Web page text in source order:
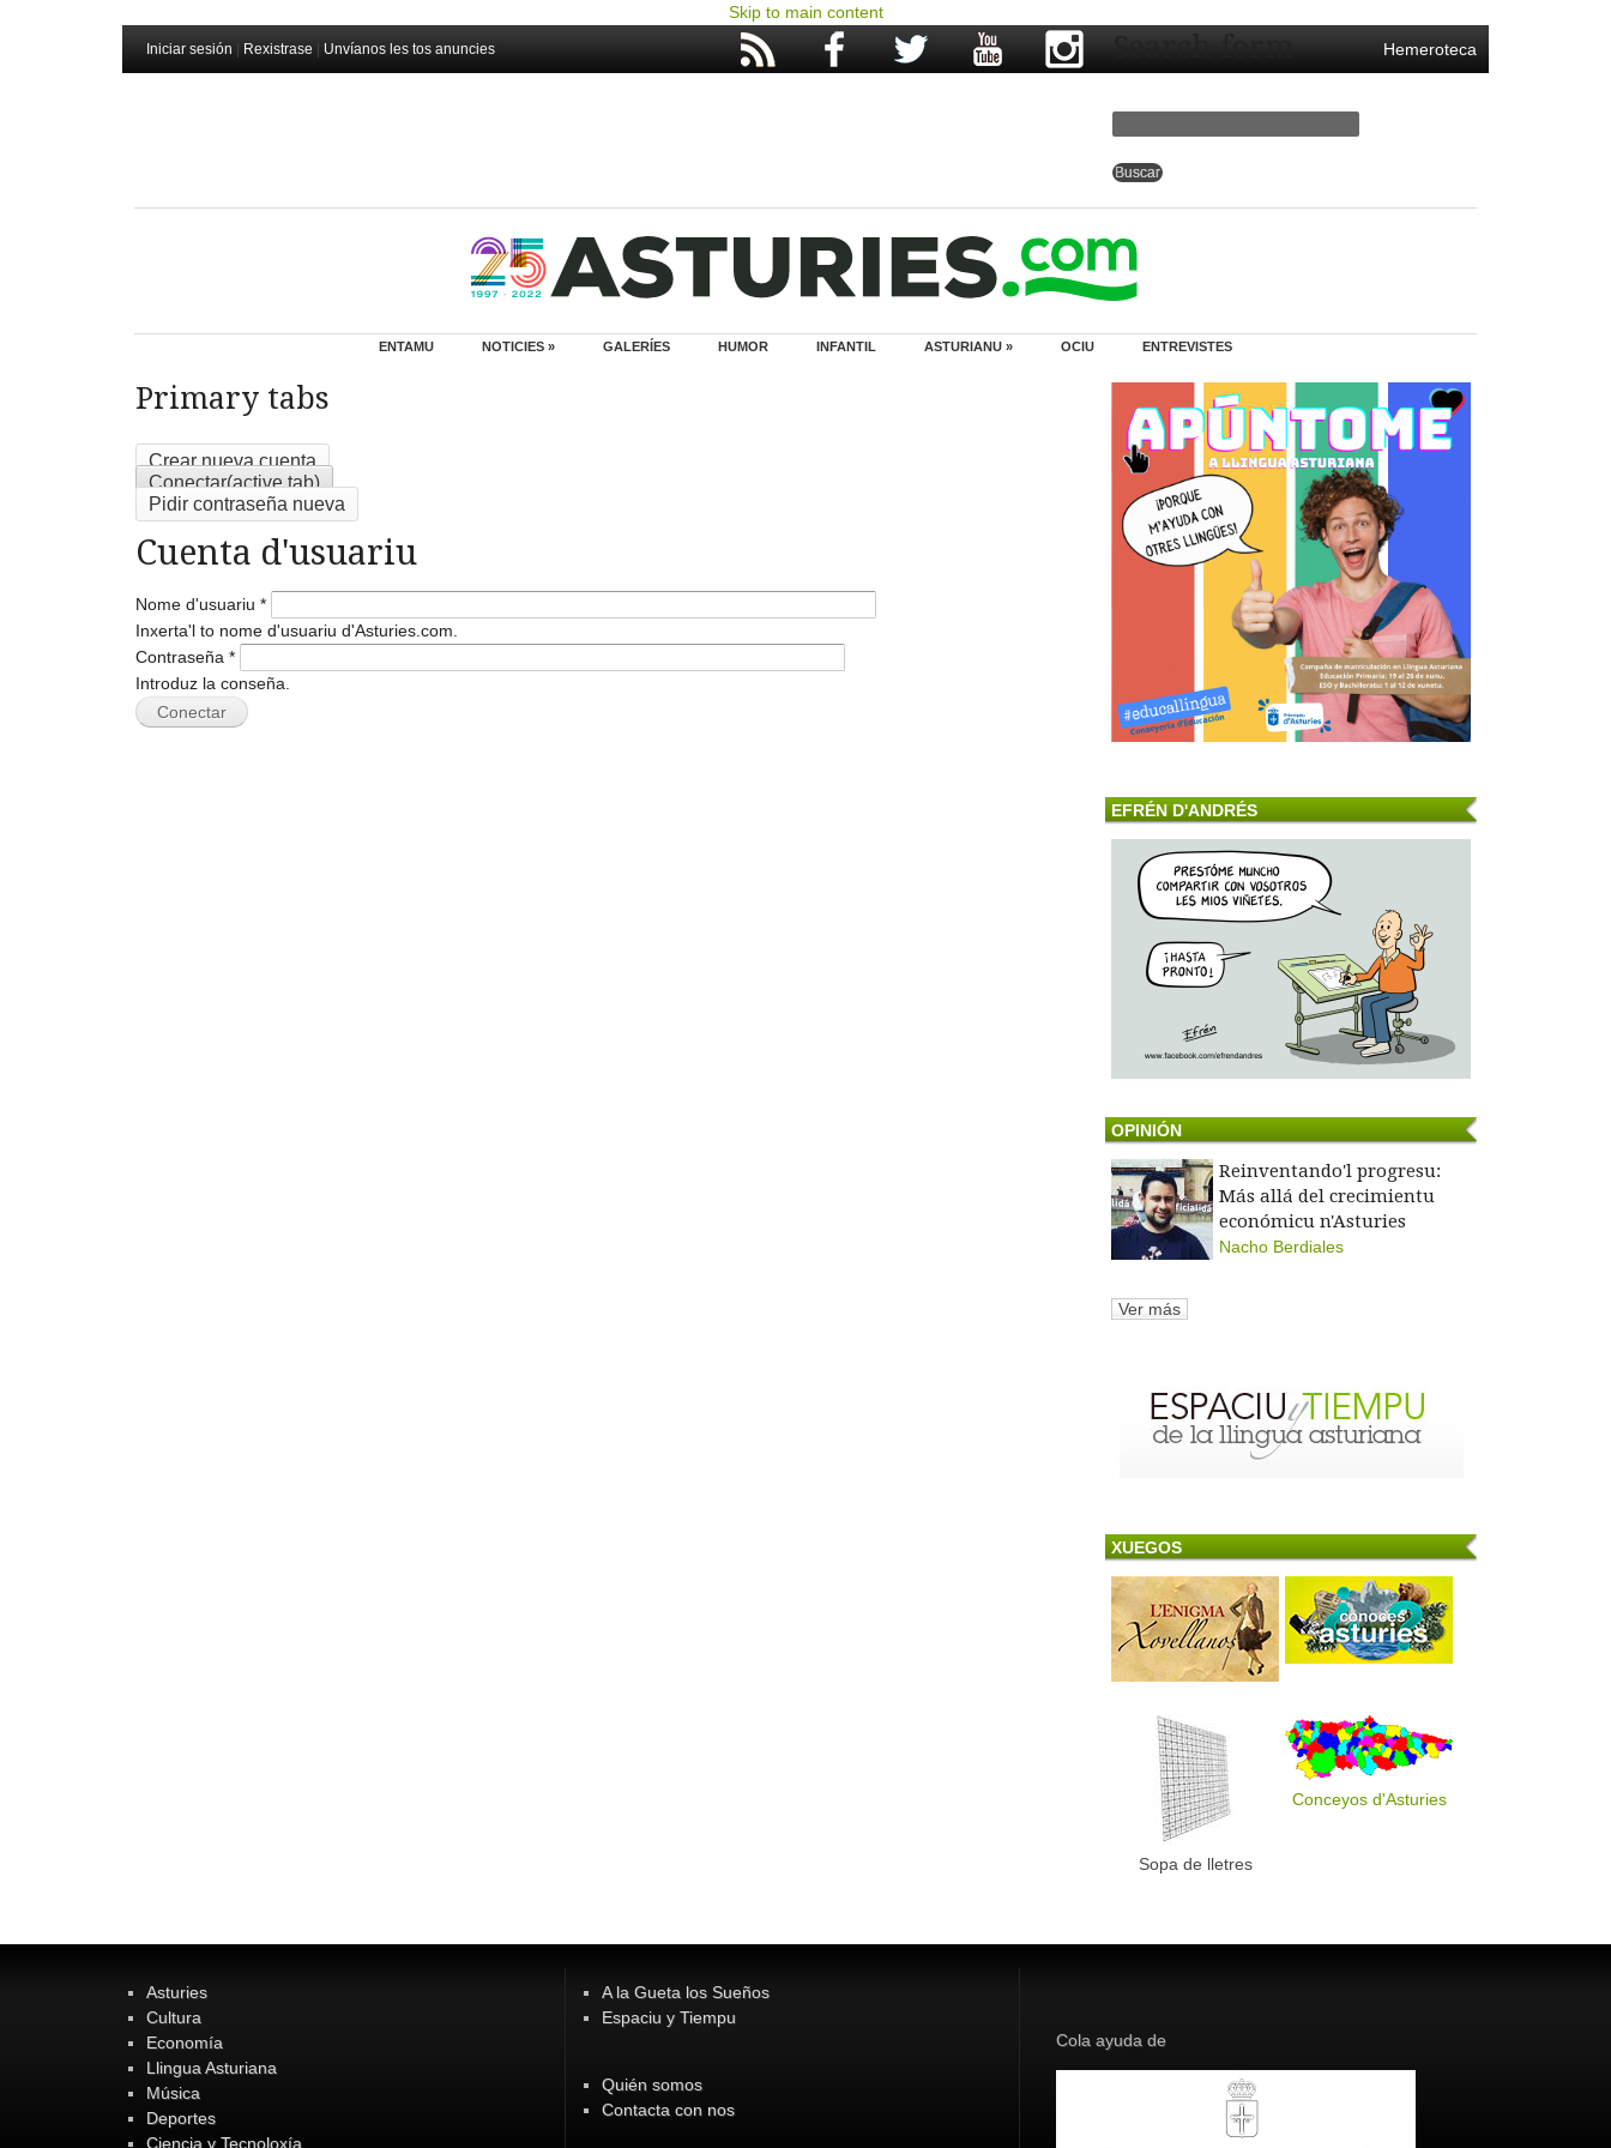
Skip to main content
Iniciar sesión Rexistrase Unvíanos les tos anuncies Hemeroteca
Search form
ENTAMU NOTICIES » GALERÍES HUMOR INFANTIL ASTURIANU » OCIU ENTREVISTES
Primary tabs
Crear nueva cuenta
Conectar(active tab)
Pidir contraseña nueva
Cuenta d'usuariu
Nome d'usuariu *
Inxerta'l to nome d'usuariu d'Asturies.com.
Contraseña *
Introduz la conseña.
EFRÉN D'ANDRÉS
OPINIÓN
Reinventando'l progresu:
Más allá del crecimientu
económicu n'Asturies
Nacho Berdiales
Ver más
XUEGOS
Sopa de lletres
Conceyos d'Asturies
Asturies
Cultura
Economía
Llingua Asturiana
Música
Deportes
Ciencia y Tecnoloxía
A la Gueta los Sueños
Espaciu y Tiempu
Quién somos
Contacta con nos
Cola ayuda de